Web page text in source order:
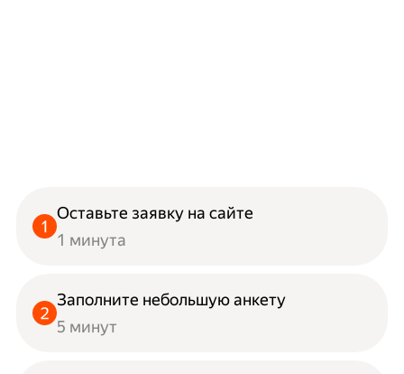
Оставьте заявку на сайте
1 минута
Заполните небольшую анкету
5 минут